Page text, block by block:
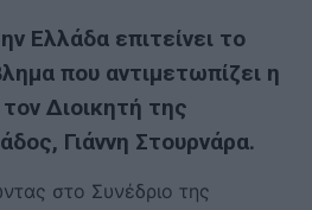
Ελλάδα επιτείνει το
που αντιμετωπίζει η
Διοικητή της
Γιάννη Στουρνάρα.
στο Συνέδριο της